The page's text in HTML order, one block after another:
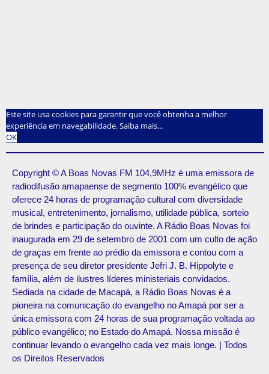
Este site usa cookies para garantir que você obtenha a melhor
experiência em navegabilidade.Saiba mais...
OK
Copyright © A Boas Novas FM 104,9MHz é uma emissora de
radiodifusão amapaense de segmento 100% evangélico que
oferece 24 horas de programação cultural com diversidade
musical, entretenimento, jornalismo, utilidade pública, sorteio
de brindes e participação do ouvinte. A Rádio Boas Novas foi
inaugurada em 29 de setembro de 2001 com um culto de ação
de graças em frente ao prédio da emissora e contou com a
presença de seu diretor presidente Jefri J. B. Hippolyte e
família, além de ilustres líderes ministeriais convidados.
Sediada na cidade de Macapá, a Rádio Boas Novas é a
pioneira na comunicação do evangelho no Amapá por ser a
única emissora com 24 horas de sua programação voltada ao
público evangélico; no Estado do Amapá. Nossa missão é
continuar levando o evangelho cada vez mais longe. | Todos
os Direitos Reservados